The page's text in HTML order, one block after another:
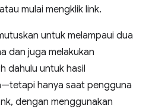
mulai mengklik link.
untuk melampaui dua
dan juga melakukan
dahulu untuk hasil
hanya saat pengguna
dengan menggunakan